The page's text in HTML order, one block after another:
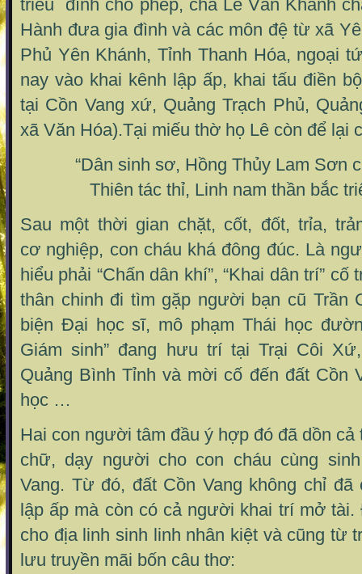
triều đình cho phép, cha Lê Văn Khanh
Hành đưa gia đình và các môn đệ từ xã
Phủ Yên Khánh, Tỉnh Thanh Hóa, ngoại
nay vào khai kênh lập ấp, khai tấu điền
tại Cồn Vang xứ, Quảng Trạch Phủ,
xã Văn Hóa).Tại miếu thờ họ Lê còn để lại
“Dân sinh sơ, Hồng Thủy Lam Sơn
Thiên tác thỉ, Linh nam thần bắc
Sau một thời gian chặt, cốt, đốt, trỉa,
cơ nghiệp, con cháu khá đông đúc. Là
hiểu phải “Chấn dân khí”, “Khai dân trí”
thân chinh đi tìm gặp người bạn cũ Trần
biện Đại học sĩ, mô phạm Thái học
Giám sinh” đang hưu trí tại Trại Côi
Quảng Bình Tỉnh và mời cố đến đất Cồn
học …
Hai con người tâm đầu ý hợp đó đã dồn
chữ, dạy người cho con cháu cùng
Vang. Từ đó, đất Cồn Vang không chỉ
lập ấp mà còn có cả người khai trí mở
cho địa linh sinh linh nhân kiệt và cũng từ
lưu truyền mãi bốn câu thơ: